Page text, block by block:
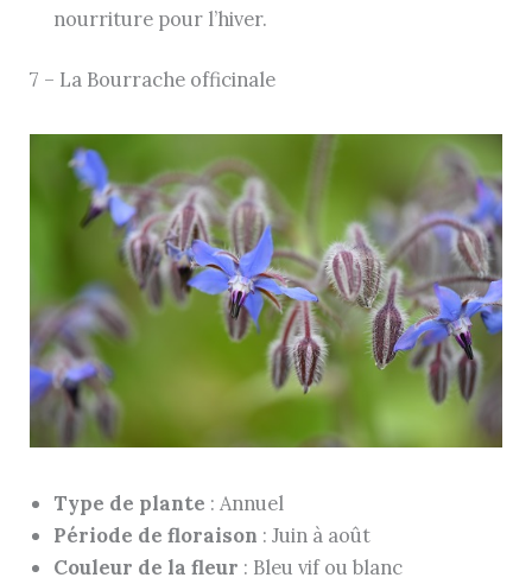
nourriture pour l’hiver.
7 – La Bourrache officinale
Type de plante : Annuel
Période de floraison : Juin à août
Couleur de la fleur : Bleu vif ou blanc